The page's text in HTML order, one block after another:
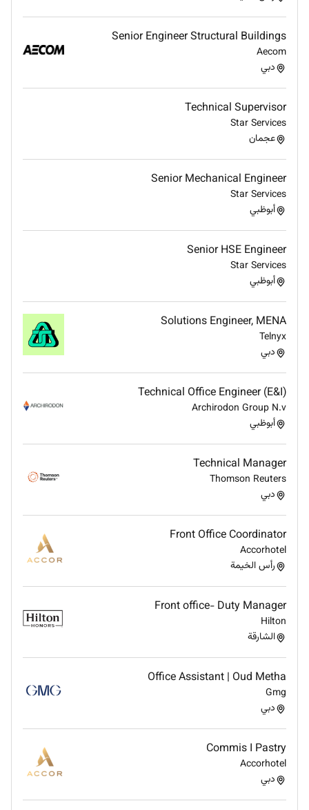
approved MAR/MR or as per AVL.
Verify 3D model / MTO and raise the deviation
points to engineering team and accordingly
Qualifications:
Bachelor/Diploma in Electrical/Instrumentation
Engineering
client and contractor/sub-contractor
interactions and providing technical support to
procurement and construction teams.
Hands-on experience in calibration fault
diagnosis and troubleshooting activities during
construction and commissioning phases.
Experienced in witnessing and verifying E&I
activities with vendors and manufacturers to
ensure system integrity and project compliance.
Strong coordination skills with various
Well familiar with HSE and QA/QC procedures
ensuring all activities align with safety and
quality standards.
Additional Information :
Depending on the nature of the position and its
associated compliance risk level a background check
on your profile may be carried out.
Remote Work :
Employment Type :
Full-time
Senior Engineer Structural Buildings
Aecom
دبي
Technical Supervisor
Star Services
عجمان
Senior Mechanical Engineer
Star Services
أبوظبي
Senior HSE Engineer
Star Services
أبوظبي
Solutions Engineer, MENA
Telnyx
دبي
Technical Office Engineer (E&I)
Archirodon Group N.v
أبوظبي
Technical Manager
Thomson Reuters
دبي
Front Office Coordinator
Accorhotel
رأس الخيمة
Front office- Duty Manager
Hilton
الشارقة
Office Assistant | Oud Metha
Gmg
دبي
Commis I Pastry
Accorhotel
دبي